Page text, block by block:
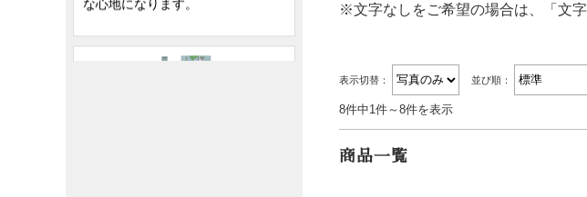
※文字なしをご希望の場合は、「文
表示切替： 並び順：
8件中1件～8件を表示
商品一覧